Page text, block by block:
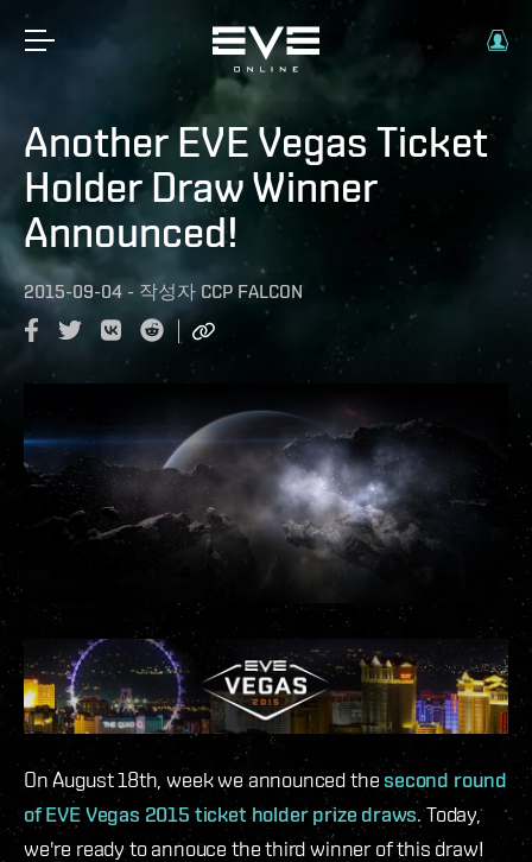
Another EVE Vegas Ticket
Holder Draw Winner
Announced!
2015-09-04 - 작성자 CCP FALCON
On August 18th, week we announced thesecond round
of EVE Vegas 2015 ticket holder prize draws. Today,
we're ready to annouce the third winner of this draw!